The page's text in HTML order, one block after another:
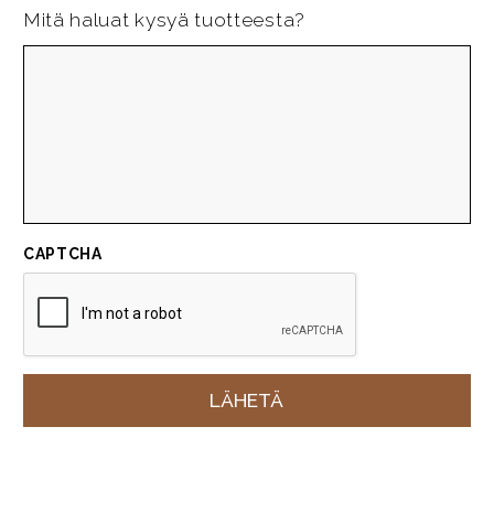
Mitä haluat kysyä tuotteesta?
CAPTCHA